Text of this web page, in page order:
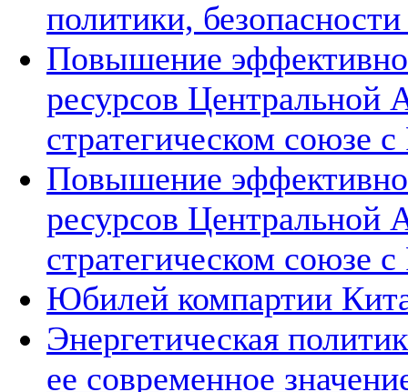
политики,
Повышение
ресурсов Центральной
стратегическом союзе
Повышение
ресурсов Центральной
стратегическом союзе
Юбилей компартии
Энергетическая
ее современное